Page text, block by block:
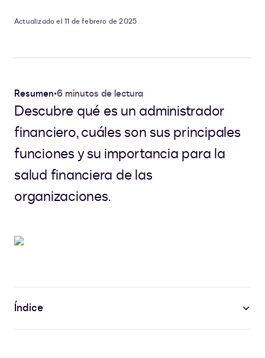
Actualizado el 11 de febrero de 2025
Resumen•6 minutos de lectura
Descubre qué es un administrador
financiero, cuáles son sus principales
funciones y su importancia para la
salud financiera de las
organizaciones.
Índice